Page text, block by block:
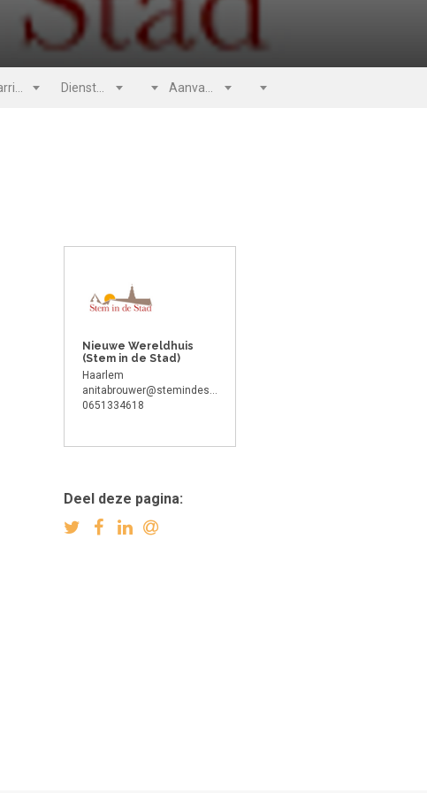
Salaris Rijbewijs
Nieuwe Wereldhuis
(Stem in de Stad)
Haarlem
anitabrouwer@stemindestad.nl
0651334618
Deel deze pagina: